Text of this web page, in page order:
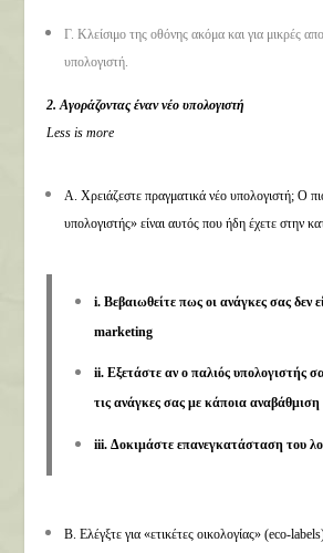
Γ. Κλείσιμο της οθόνης ακόμα και για μικρές
υπολογιστή.
2. Αγοράζοντας έναν νέο υπολογιστή
Less is more
Α. Χρειάζεστε πραγματικά νέο υπολογιστή; Ο
υπολογιστής» είναι αυτός που ήδη έχετε στην
i. Βεβαιωθείτε πως οι ανάγκες σας δεν
marketing
ii. Εξετάστε αν ο παλιός υπολογιστής
τις ανάγκες σας με κάποια αναβάθμιση
iii. Δοκιμάστε επανεγκατάσταση του
Β. Ελέγξτε για «ετικέτες οικολογίας» (eco-